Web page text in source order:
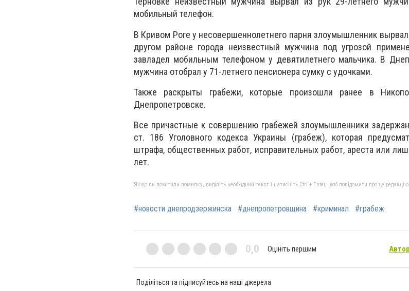
мобильный телефон.
В Кривом Роге у несовершеннолетнего парня злоумышленник
другом районе города неизвестный мужчина под угрозой
завладел мобильным телефоном у девятилетнего мальчика. В
мужчина отобрал у 71-летнего пенсионера сумку с удочками.
Также раскрыты грабежи, которые произошли ранее в
Днепропетровске.
Все причастные к совершению грабежей злоумышленники
ст. 186 Уголовного кодекса Украины (грабеж), которая
штрафа, общественных работ, исправительных работ, ареста или
лет.
Якщо ви помітили помилку, виділіть необхідний текст і натисніть Ctrl + Enter, щоб повідомити про це редакцію
#новости днепродзержинска #днепропетровщина #криминал #грабеж
0,0 Оцініть першим
Поділіться та підписуйтесь на наші джерела